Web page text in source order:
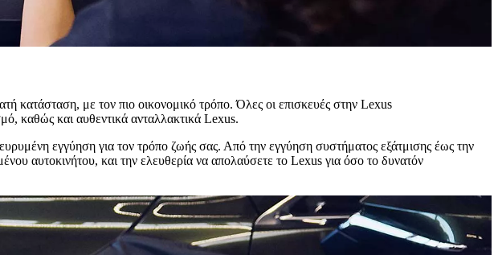
κατάσταση, με τον πιο οικονομικό τρόπο. Όλες οι επισκευές στην Lexus
καθώς και αυθεντικά ανταλλακτικά Lexus.
εγγύηση για τον τρόπο ζωής σας. Από την εγγύηση συστήματος εξάτμισης έως την
αυτοκινήτου, και την ελευθερία να απολαύσετε το Lexus για όσο το δυνατόν